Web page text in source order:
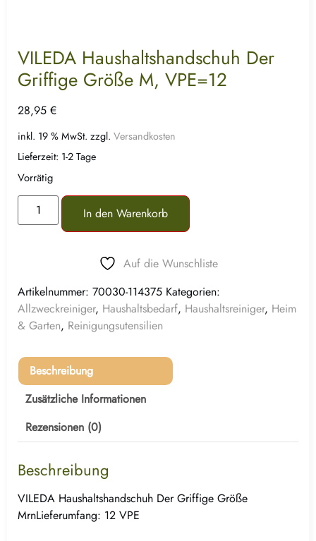
VILEDA Haushaltshandschuh Der
Griffige Größe M, VPE=12
28,95 €
inkl. 19 % MwSt. zzgl. Versandkosten
Lieferzeit: 1-2 Tage
Vorrätig
In den Warenkorb
Auf die Wunschliste
Artikelnummer: 70030-114375 Kategorien:
Allzweckreiniger, Haushaltsbedarf, Haushaltsreiniger, Heim
& Garten, Reinigungsutensilien
Beschreibung
Zusätzliche Informationen
Rezensionen (0)
Beschreibung
VILEDA Haushaltshandschuh Der Griffige Größe
MrnLieferumfang: 12 VPE